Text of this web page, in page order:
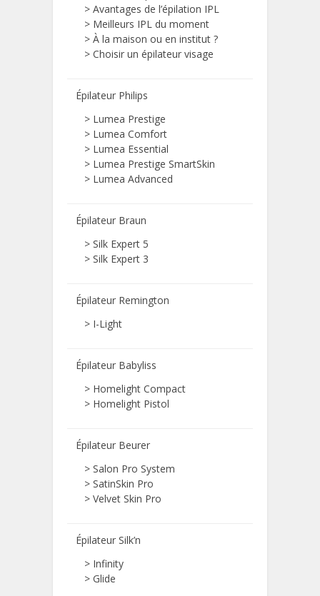
> Avantages de l’épilation IPL
> Meilleurs IPL du moment
> À la maison ou en institut ?
> Choisir un épilateur visage
Épilateur Philips
> Lumea Prestige
> Lumea Comfort
> Lumea Essential
> Lumea Prestige SmartSkin
> Lumea Advanced
Épilateur Braun
> Silk Expert 5
> Silk Expert 3
Épilateur Remington
> I-Light
Épilateur Babyliss
> Homelight Compact
> Homelight Pistol
Épilateur Beurer
> Salon Pro System
> SatinSkin Pro
> Velvet Skin Pro
Épilateur Silk’n
> Infinity
> Glide